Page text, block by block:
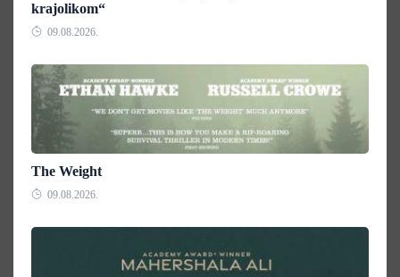
krajolikom“
09.08.2026.
The Weight
09.08.2026.